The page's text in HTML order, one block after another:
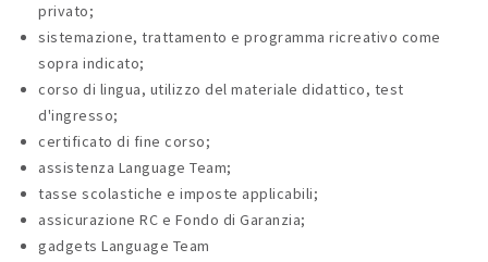
privato;
sistemazione, trattamento e programma ricreativo come
sopra indicato;
corso di lingua, utilizzo del materiale didattico, test
d'ingresso;
certificato di fine corso;
assistenza Language Team;
tasse scolastiche e imposte applicabili;
assicurazione RC e Fondo di Garanzia;
gadgets Language Team